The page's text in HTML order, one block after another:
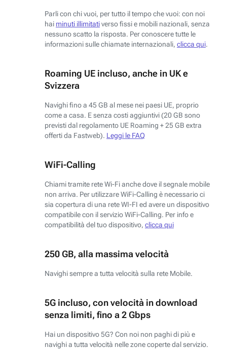
Parli con chi vuoi, per tutto il tempo che vuoi: con noi
hai minuti illimitativerso fissi e mobili nazionali, senza
nessuno scatto la risposta. Per conoscere tutte le
informazioni sulle chiamate internazionali, clicca qui.
Roaming UE incluso, anche in UK e
Svizzera
Navighi fino a 45 GB al mese nei paesi UE, proprio
come a casa. E senza costi aggiuntivi (20 GB sono
previsti dal regolamento UE Roaming + 25 GB extra
offerti da Fastweb). Leggi le FAQ
WiFi-Calling
Chiami tramite rete Wi-Fi anche dove il segnale mobile
non arriva. Per utilizzare WiFi-Calling è necessario ci
sia copertura di una rete WI-FI ed avere un dispositivo
compatibile con il servizio WiFi-Calling. Per info e
compatibilità del tuo dispositivo, clicca qui
250 GB, alla massima velocità
Navighi sempre a tutta velocità sulla rete Mobile.
5G incluso, con velocità in download
senza limiti, fino a 2 Gbps
Hai un dispositivo 5G? Con noi non paghi di più e
navighi a tutta velocità nelle zone coperte dal servizio.